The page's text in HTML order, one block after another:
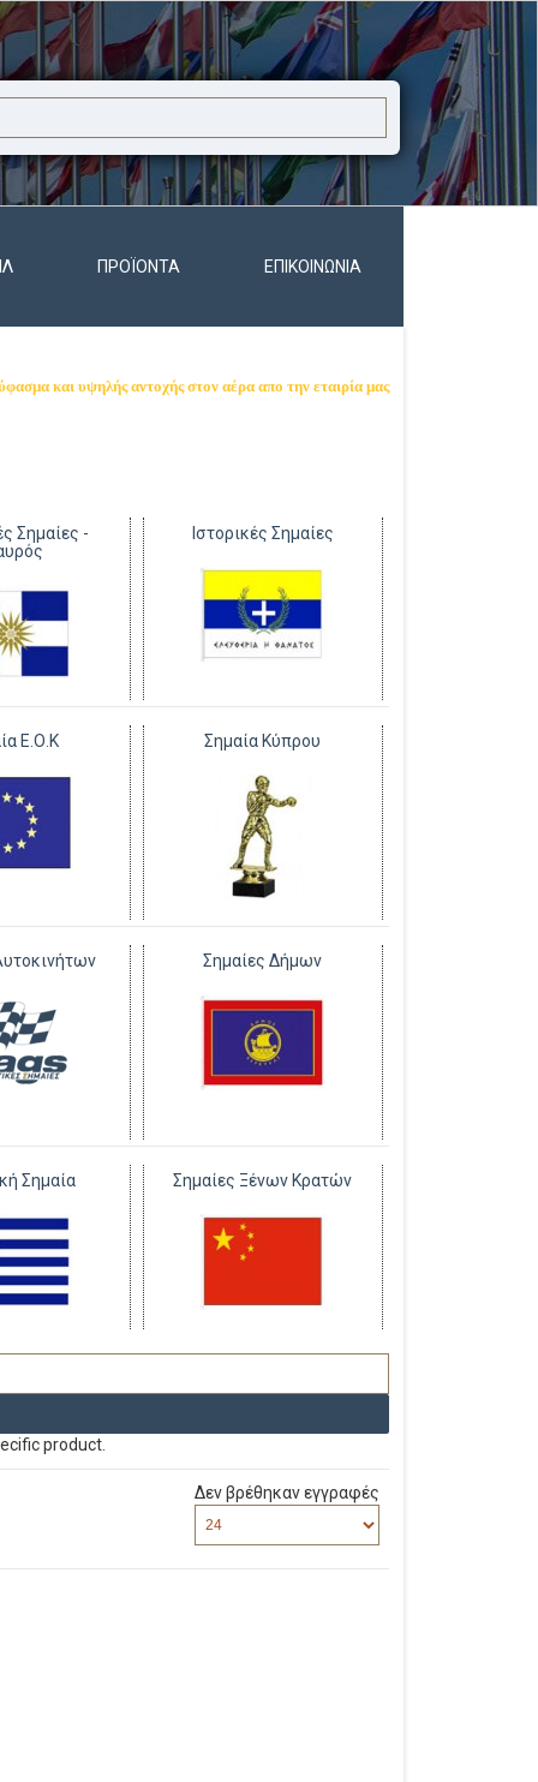
ΠΡΟΪΌΝΤΑ ΕΠΙΚΟΙΝΩΝΊΑ
και υψηλής αντοχής στον αέρα απο την εταιρία μας
Σημαίες -
Ιστορικές Σημαίες
Ε.Ο.Κ Σημαία Κύπρου
Σημαίες Δήμων
Σημαία Σημαίες Ξένων Κρατών
product.
Δεν βρέθηκαν εγγραφές